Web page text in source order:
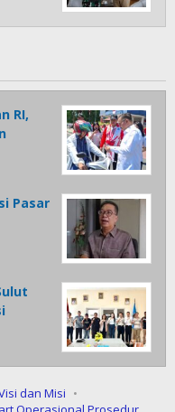
RI,
Pasar
dan Misi